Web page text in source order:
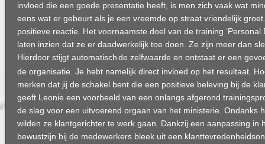
invloed die een goede presentatie heeft, is men zich vaak wat
eens wat er gebeurt als je een vreemde op straat vriendelijk
positieve reactie. Het voornaamste doel van de training ‘Personal
laten inzien dat ze er daadwerkelijk toe doen. Ze zijn meer dan
Hierdoor stijgt automatischde zelfwaarde en ontstaat er een
de organisatie. Je hebt namelijk direct invloed op het resultaat.
merken dat jij de schakel bent die een positieve beleving bij de
geeft Leonie een voorbeeld van een onlangs afgerond
de slag voor een uitvoerend orgaan van het ministerie. Ondanks
wilden ze klantgerichter te werk gaan. Dankzij een aanpassing in
bewustzijn bij de medewerkers bleek uit een